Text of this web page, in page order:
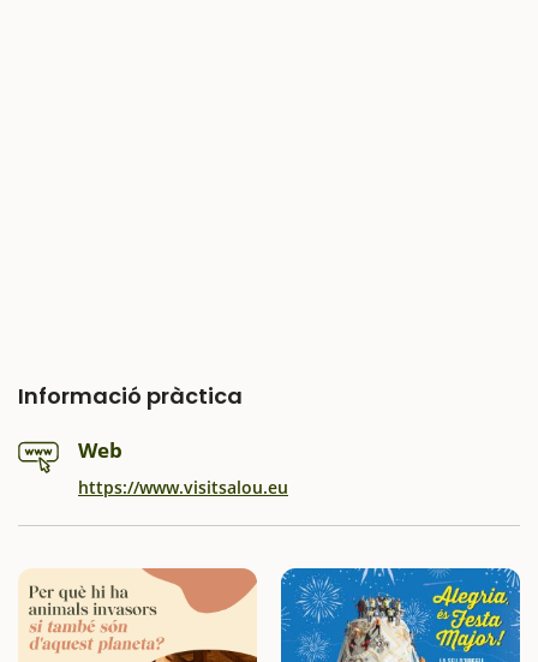
Informació pràctica
Web
https://www.visitsalou.eu